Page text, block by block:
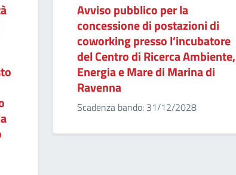
Avviso pubblico per la
concessione di postazioni di
coworking presso l’incubatore
del Centro di Ricerca Ambiente,
Energia e Mare di Marina di
Ravenna
Scadenza bando: 31/12/2028